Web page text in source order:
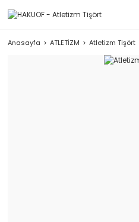
Anasayfa ATLETİZM Atletizm Tişört